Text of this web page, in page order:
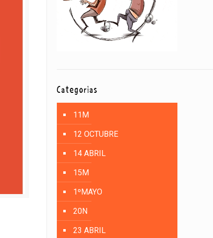
Categorías
11M
12 OCTUBRE
14 ABRIL
15M
1ºMAYO
20N
23 ABRIL